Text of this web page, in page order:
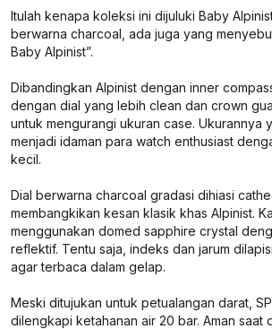
Itulah kenapa koleksi ini dijuluki Baby
berwarna charcoal, ada juga yang
Baby Alpinist”.
Dibandingkan Alpinist dengan inner
dengan dial yang lebih clean dan crown
untuk mengurangi ukuran case. Ukurannya
menjadi idaman para watch enthusiast
kecil.
Dial berwarna charcoal gradasi dihiasi
membangkikan kesan klasik khas Alpinist.
menggunakan domed sapphire crystal
reflektif. Tentu saja, indeks dan jarum
agar terbaca dalam gelap.
Meski ditujukan untuk petualangan darat,
dilengkapi ketahanan air 20 bar. Aman saat